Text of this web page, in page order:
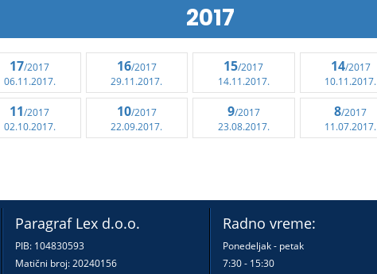
2017
17/2017
06.11.2017.
16/2017
29.11.2017.
15/2017
14.11.2017.
14/2017
10.11.2017.
11/2017
02.10.2017.
10/2017
22.09.2017.
9/2017
23.08.2017.
8/2017
11.07.2017.
Paragraf Lex d.o.o.
PIB: 104830593
Matični broj: 20240156
Radno vreme:
Ponedeljak - petak
7:30 - 15:30